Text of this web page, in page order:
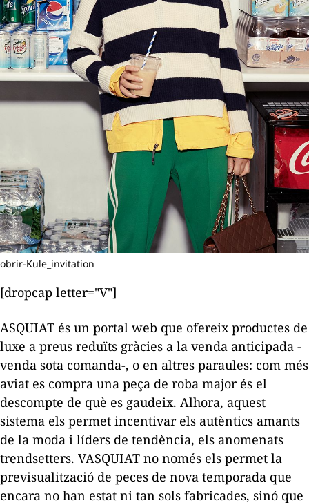
obrir-Kule_invitation
[dropcap letter="V"]
ASQUIAT és un portal web que ofereix productes de
luxe a preus reduïts gràcies a la venda anticipada -
venda sota comanda-, o en altres paraules: com més
aviat es compra una peça de roba major és el
descompte de què es gaudeix. Alhora, aquest
sistema els permet incentivar els autèntics amants
de la moda i líders de tendència, els anomenats
trendsetters. VASQUIAT no només els permet la
previsualització de peces de nova temporada que
encara no han estat ni tan sols fabricades, sinó que